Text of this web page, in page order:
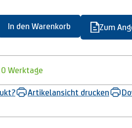
In den Warenkorb Zum
Werktage
Artikelansicht drucken